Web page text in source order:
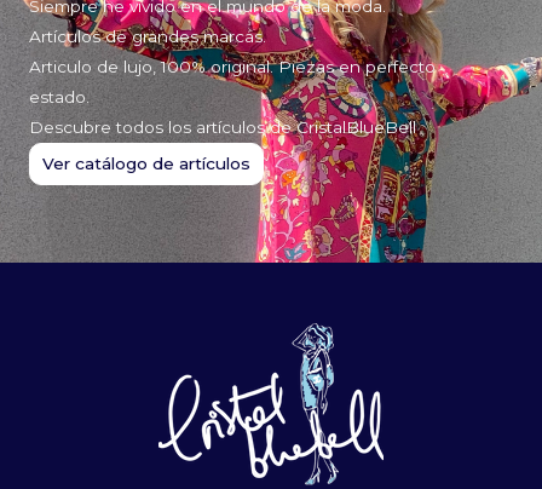
Siempre he vivido en el mundo de la moda.
Artículos de grandes marcas.
Articulo de lujo, 100% original. Piezas en perfecto
estado.
Descubre todos los artículos de CristalBlueBell
Ver catálogo de artículos